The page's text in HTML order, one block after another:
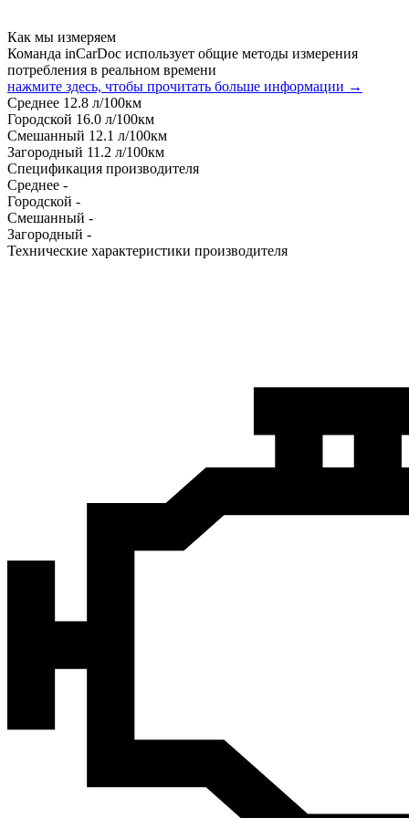
Как мы измеряем
Команда inCarDoc использует общие методы измерения
потребления в реальном времени
нажмите здесь, чтобы прочитать больше информации →
Среднее 12.8 л/100км
Городской 16.0 л/100км
Смешанный 12.1 л/100км
Загородный 11.2 л/100км
Спецификация производителя
Среднее -
Городской -
Смешанный -
Загородный -
Технические характеристики производителя